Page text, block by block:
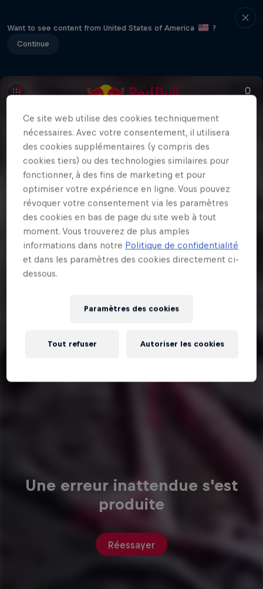
Want to see content from United States of America
?
Continue
Une erreur inattendue s'est
produite
Réessayer
Ce site web utilise des cookies techniquement
nécessaires. Avec votre consentement, il utilisera
des cookies supplémentaires (y compris des
cookies tiers) ou des technologies similaires pour
fonctionner, à des fins de marketing et pour
optimiser votre expérience en ligne. Vous pouvez
révoquer votre consentement via les paramètres
des cookies en bas de page du site web à tout
moment. Vous trouverez de plus amples
informations dans notre Politique de confidentialité
et dans les paramètres des cookies directement ci-
dessous.
Paramètres des cookies
Tout refuser Autoriser les cookies